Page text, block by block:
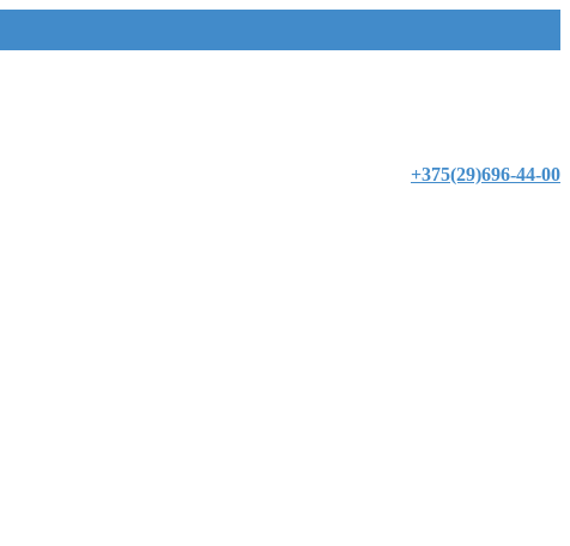
+375(29)696-44-00